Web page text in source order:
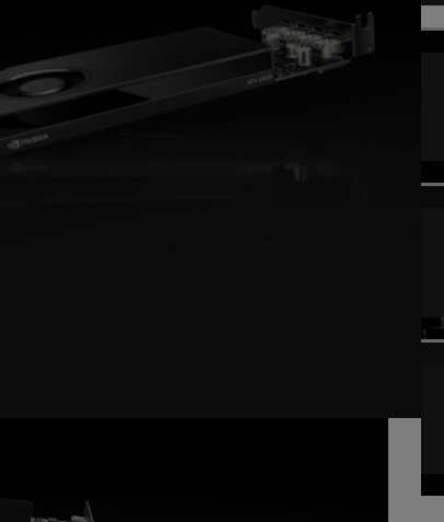
踪和 AI。它借助 24 颗用于 AI 处理任务的
士能够直接在桌面上运行智能聊天机器人和
动且物理精确的 3D 渲染效果，突破创意和逼真